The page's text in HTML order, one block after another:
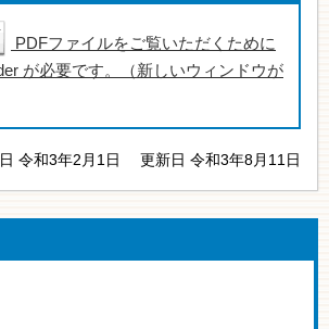
PDFファイルをご覧いただくために
が必要です。（新しいウィンドウが
令和3年2月1日 更新日 令和3年8月11日